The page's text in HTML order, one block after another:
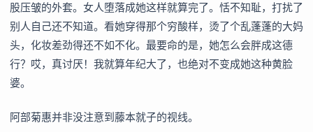
股压皱的外套。女人堕落成她这样就算完了。恬不知耻，打扰了
别人自己还不知道。看她穿得那个穷酸样，烫了个乱蓬蓬的大妈
头，化妆差劲得还不如不化。最要命的是，她怎么会胖成这德
行？哎，真讨厌！我就算年纪大了，也绝对不变成她这种黄脸
婆。
阿部菊惠并非没注意到藤本就子的视线。